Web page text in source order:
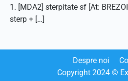
1. [MDA2] sterpitate sf [At:
sterp + […]
Despre noi
Copyright 2024 ©